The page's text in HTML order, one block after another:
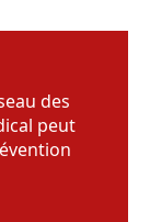
des
peut